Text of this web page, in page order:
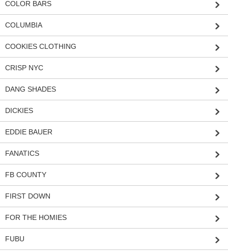
COLOR BARS
COLUMBIA
COOKIES CLOTHING
CRISP NYC
DANG SHADES
DICKIES
EDDIE BAUER
FANATICS
FB COUNTY
FIRST DOWN
FOR THE HOMIES
FUBU